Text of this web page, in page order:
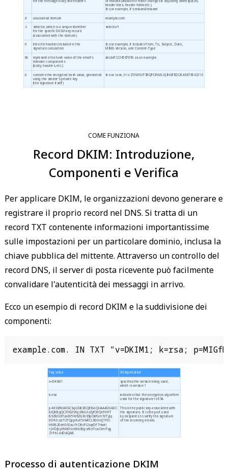
header lines, header fields etc.)
In our example, it's relaxed/relaxed
d associated domain example.com
s selector, which is a unique identifier
for the specific DKIM key record
(associated with the domain)
selector1
h lists the headers included in the
signature calculation
In our example, it includes From, To, Subject, Date,
MIME-Version, and Content-Type
bh
represents the hash value of the email's
relevant components
(body, headers, etc.)
abcdef1234567890 as an example
b
contains the encrypted hash value, generated
using the sender's private key
(the signature itself)
In our case, it is ZYXWVUTSRQPONMLKJIHGFEDCBA9876543210
COME FUNZIONA
Record DKIM: Introduzione,
Componenti e Verifica
Per applicare DKIM, le organizzazioni devono generare e
registrare il proprio record nel DNS. Si tratta di un
record TXT contenente informazioni importantissime
sulle impostazioni per un particolare dominio, inclusa la
chiave pubblica del mittente. Attraverso un controllo del
record DNS, il server di posta ricevente può facilmente
convalidare l'autenticità dei messaggi in arrivo.
Ecco un esempio di record DKIM e la suddivisione dei
componenti:
example.com. IN TXT "v=DKIM1; k=rsa;
Tag value Interpretation
v=DKIM1
specifies the version being used,
which is version 1
k=rsa
indicates that the encryption algorithm
used for the signature is RSA
p=MIGfMA0GCSqGSIb3DQEBAQUAA4GNADC
BiQKBgQCX5lG3Wgs7kG4zZyfO0QrXYrKT
B9ZM3d7Ua0lr5W6ZG3nS9pOkfGm7dTyJq
DDK0zzc7UTQpjxKuY5HxRCc8D0nIjTF0c
HKfB2EnH0fl2xu/1tORcPl2sqrDF7Hwti
+jHDjbyXMbDVo9KkSNps/8crTouOmrTqg
Z+PbLwIDAQAB
This is the public key associated with
the signature. It is the part used
by recipients to verify the signature
of the incoming emails.
Processo di autenticazione DKIM